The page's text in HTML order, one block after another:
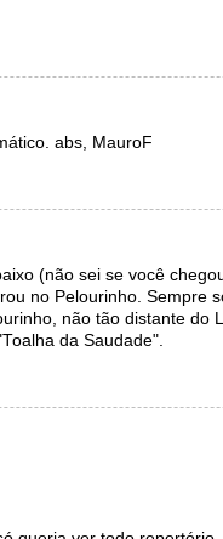
abs, MauroF
(não sei se você
no Pelourinho. Sempre
não tão distante do
da Saudade".